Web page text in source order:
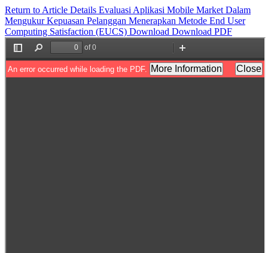
Return to Article Details Evaluasi Aplikasi Mobile Market Dalam
Mengukur Kepuasan Pelanggan Menerapkan Metode End User
Computing Satisfaction (EUCS) Download Download PDF